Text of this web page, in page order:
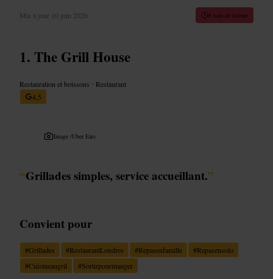
Mis à jour 10 juin 2026 8 min de lecture
The Grill House
Restauration et boissons • Restaurant
4,5
Image /Uber Eats
“Grillades simples, service accueillant.”
Convient pour
#Grillades #RestaurantLondres #Repasenfamille #Repasensolo
#Cuisineaugril #Sortirpourmanger